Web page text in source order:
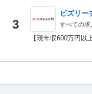
3
ビズリー
すべての求
【現年収600万円以